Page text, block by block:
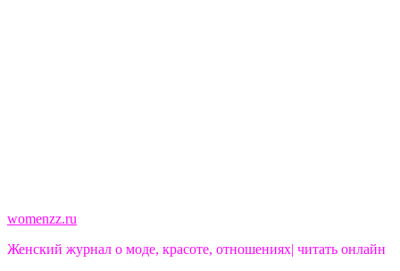
womenzz.ru
Женский журнал о моде, красоте, отношениях| читать онлайн